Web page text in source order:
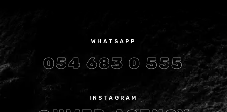
WHATSAPP
054 683 0 555
INSTAGRAM